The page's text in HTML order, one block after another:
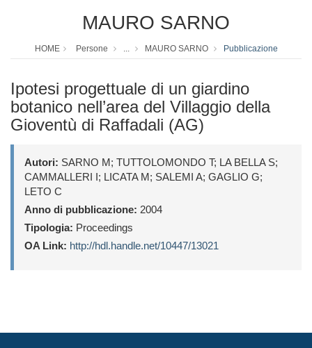
MAURO SARNO
HOME Persone ... MAURO SARNO Pubblicazione
Ipotesi progettuale di un giardino
botanico nell’area del Villaggio della
Gioventù di Raffadali (AG)
Autori: SARNO M; TUTTOLOMONDO T; LA BELLA S;
CAMMALLERI I; LICATA M; SALEMI A; GAGLIO G;
LETO C
Anno di pubblicazione: 2004
Tipologia: Proceedings
OA Link: http://hdl.handle.net/10447/13021